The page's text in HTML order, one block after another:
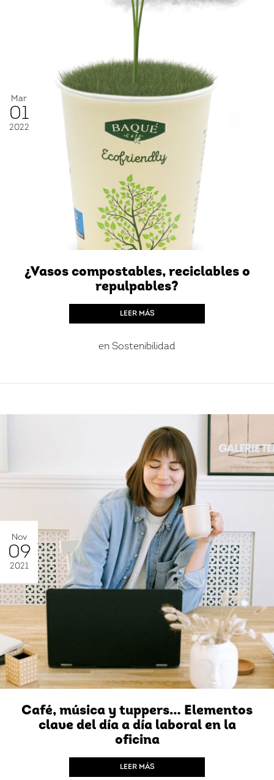
Mar
01
2022
¿Vasos compostables, reciclables o
repulpables?
LEER MÁS
en Sostenibilidad
Nov
09
2021
Café, música y tuppers… Elementos
clave del día a día laboral en la
oficina
LEER MÁS